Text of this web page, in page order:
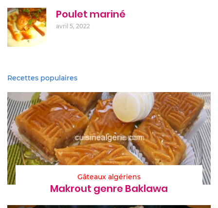
Poulet mariné
avril 5, 2022
Recettes populaires
Gâteaux algériens
Makrout genre Baklawa